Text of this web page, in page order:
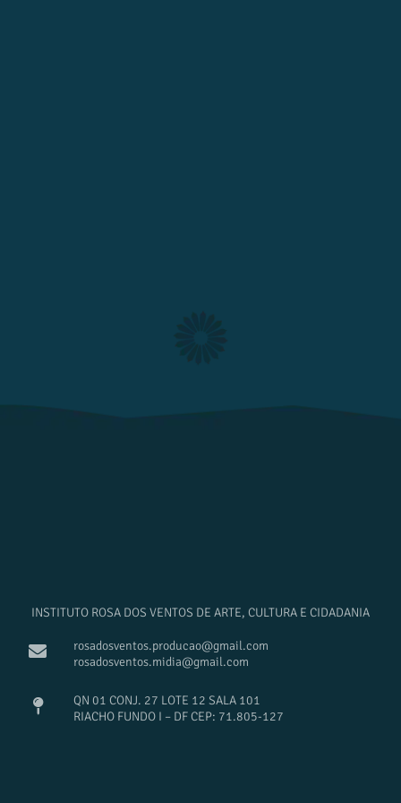
INSTITUTO ROSA DOS VENTOS DE ARTE, CULTURA E CIDADANIA
rosadosventos.producao@gmail.com
rosadosventos.midia@gmail.com
QN 01 CONJ. 27 LOTE 12 SALA 101
RIACHO FUNDO I – DF CEP: 71.805-127